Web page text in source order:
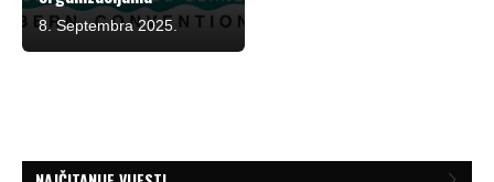
8. Septembra 2025.